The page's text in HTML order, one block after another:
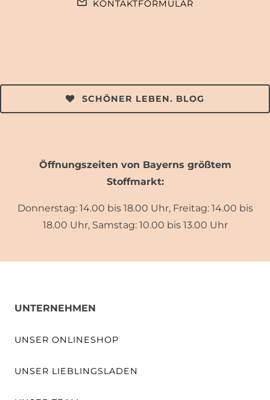
KONTAKTFORMULAR
SCHÖNER LEBEN. BLOG
Öffnungszeiten von Bayerns größtem
Stoffmarkt:
Donnerstag: 14.00 bis 18.00 Uhr, Freitag: 14.00 bis
18.00 Uhr, Samstag: 10.00 bis 13.00 Uhr
UNTERNEHMEN
UNSER ONLINESHOP
UNSER LIEBLINGSLADEN